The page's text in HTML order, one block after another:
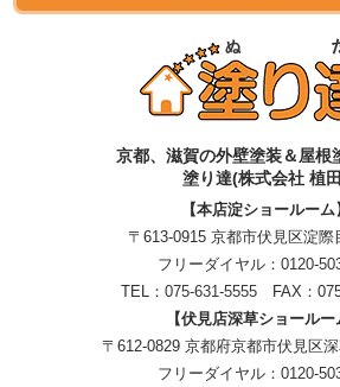
京都、滋賀の外壁塗装＆屋根
塗り達(株式会社 植
【本店淀ショールーム】
〒613-0915 京都市伏見区淀際
フリーダイヤル： 0120-
TEL： 075-631-5555 FAX：
【伏見店深草ショールー
〒612-0829 京都府京都市伏見区
フリーダイヤル： 0120-